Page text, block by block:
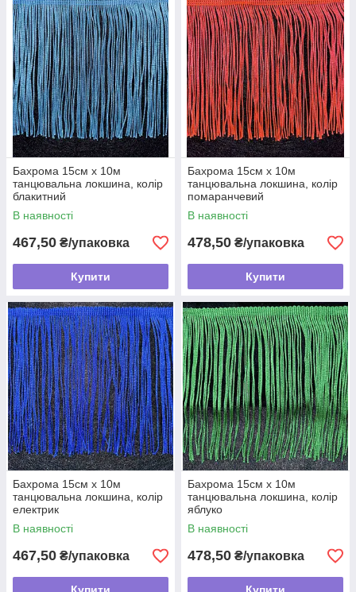
Бахрома 15см х 10м
танцювальна локшина, колір
блакитний
В наявності
467,50 ₴/упаковка
Купити
Бахрома 15см х 10м
танцювальна локшина, колір
помаранчевий
В наявності
478,50 ₴/упаковка
Купити
Бахрома 15см х 10м
танцювальна локшина, колір
електрик
В наявності
467,50 ₴/упаковка
Бахрома 15см х 10м
танцювальна локшина, колір
яблуко
В наявності
478,50 ₴/упаковка